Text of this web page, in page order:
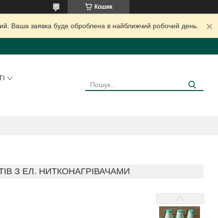
Кошик
Ваша заявка буде оброблена в найближчий робочий день.
З ЕЛ. НИТКОНАГРІВАЧАМИ